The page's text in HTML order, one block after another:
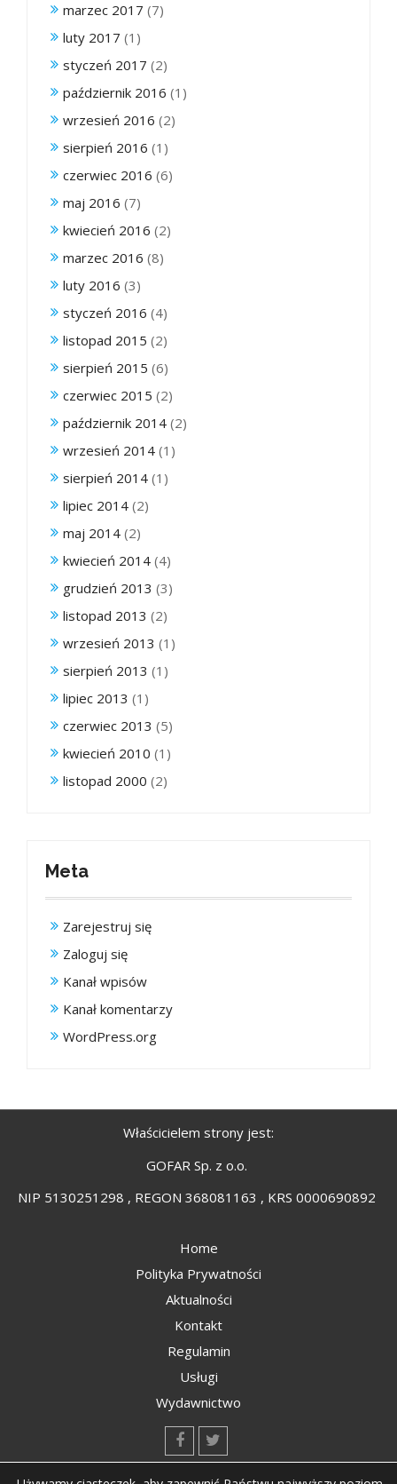
marzec 2017 (7)
luty 2017 (1)
styczeń 2017 (2)
październik 2016 (1)
wrzesień 2016 (2)
sierpień 2016 (1)
czerwiec 2016 (6)
maj 2016 (7)
kwiecień 2016 (2)
marzec 2016 (8)
luty 2016 (3)
styczeń 2016 (4)
listopad 2015 (2)
sierpień 2015 (6)
czerwiec 2015 (2)
październik 2014 (2)
wrzesień 2014 (1)
sierpień 2014 (1)
lipiec 2014 (2)
maj 2014 (2)
kwiecień 2014 (4)
grudzień 2013 (3)
listopad 2013 (2)
wrzesień 2013 (1)
sierpień 2013 (1)
lipiec 2013 (1)
czerwiec 2013 (5)
kwiecień 2010 (1)
listopad 2000 (2)
Meta
Zarejestruj się
Zaloguj się
Kanał wpisów
Kanał komentarzy
WordPress.org
Właścicielem strony jest:
GOFAR Sp. z o.o.
NIP 5130251298 , REGON 368081163 , KRS 0000690892
Home
Polityka Prywatności
Aktualności
Kontakt
Regulamin
Usługi
Wydawnictwo